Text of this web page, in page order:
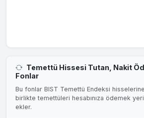
Temettü Hissesi Tutan, Nakit
Fonlar
Bu fonlar BIST Temettü Endeksi hisselerine
birlikte temettüleri hesabınıza ödemek
ekler.